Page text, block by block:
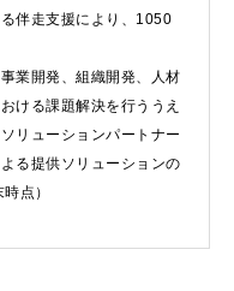
伴走支援により、1050
業開発、組織開発、人材
ける課題解決を行ううえ
リューションパートナー
る提供ソリューションの
点）